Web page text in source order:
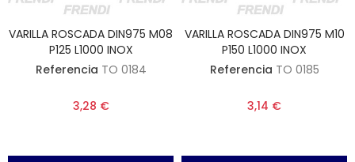
VARILLA ROSCADA DIN975 M08
P125 L1000 INOX
Referencia TO 0184
3,28 €
VARILLA ROSCADA DIN975 M10
P150 L1000 INOX
Referencia TO 0185
3,14 €